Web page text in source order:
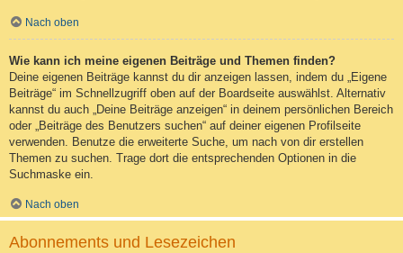
Nach oben
Wie kann ich meine eigenen Beiträge und Themen finden?
Deine eigenen Beiträge kannst du dir anzeigen lassen, indem du „Eigene
Beiträge“ im Schnellzugriff oben auf der Boardseite auswählst. Alternativ
kannst du auch „Deine Beiträge anzeigen“ in deinem persönlichen Bereich
oder „Beiträge des Benutzers suchen“ auf deiner eigenen Profilseite
verwenden. Benutze die erweiterte Suche, um nach von dir erstellen
Themen zu suchen. Trage dort die entsprechenden Optionen in die
Suchmaske ein.
Nach oben
Abonnements und Lesezeichen